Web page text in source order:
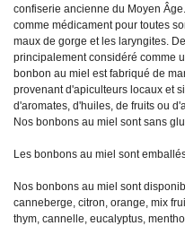
confiserie ancienne du Moyen
comme médicament pour toutes
maux de gorge et les laryngites.
principalement considéré comme
bonbon au miel est fabriqué de
provenant d'apiculteurs locaux et
d'aromates, d'huiles, de fruits ou
Nos bonbons au miel sont sans
Les bonbons au miel sont
Nos bonbons au miel sont
canneberge, citron, orange, mix
thym, cannelle, eucalyptus,